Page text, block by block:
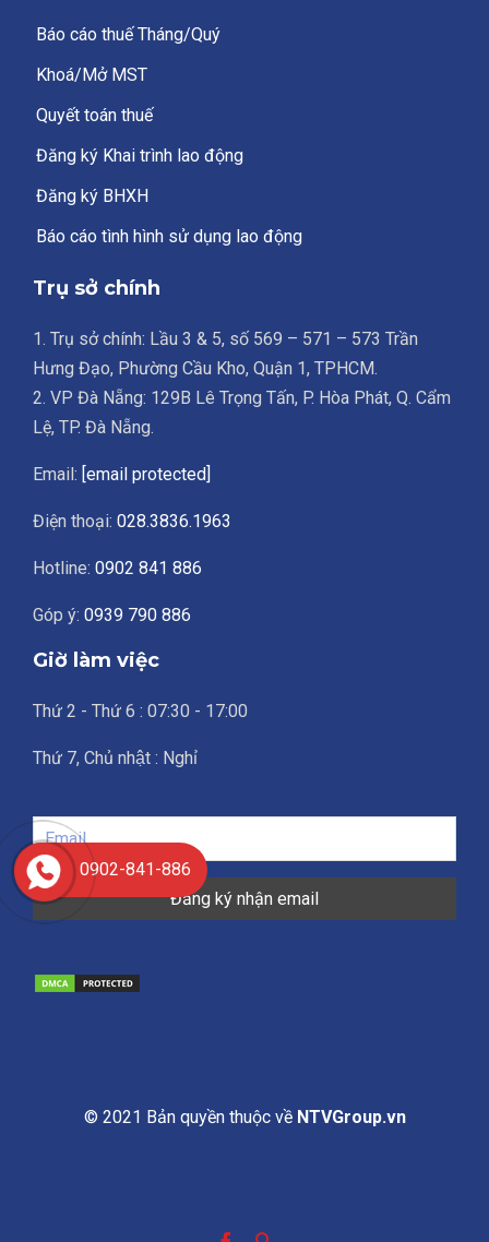
Báo cáo thuế Tháng/Quý
Khoá/Mở MST
Quyết toán thuế
Đăng ký Khai trình lao động
Đăng ký BHXH
Báo cáo tình hình sử dụng lao động
Trụ sở chính
1. Trụ sở chính: Lầu 3 & 5, số 569 – 571 – 573 Trần
Hưng Đạo, Phường Cầu Kho, Quận 1, TPHCM.
2. VP Đà Nẵng: 129B Lê Trọng Tấn, P. Hòa Phát, Q. Cẩm
Lệ, TP. Đà Nẵng.
Email: [email protected]
Điện thoại: 028.3836.1963
Hotline: 0902 841 886
Góp ý: 0939 790 886
Giờ làm việc
Thứ 2 - Thứ 6 : 07:30 - 17:00
Thứ 7, Chủ nhật : Nghỉ
© 2021 Bản quyền thuộc về NTVGroup.vn
0902-841-886